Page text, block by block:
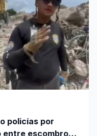
policías por
entre escombros